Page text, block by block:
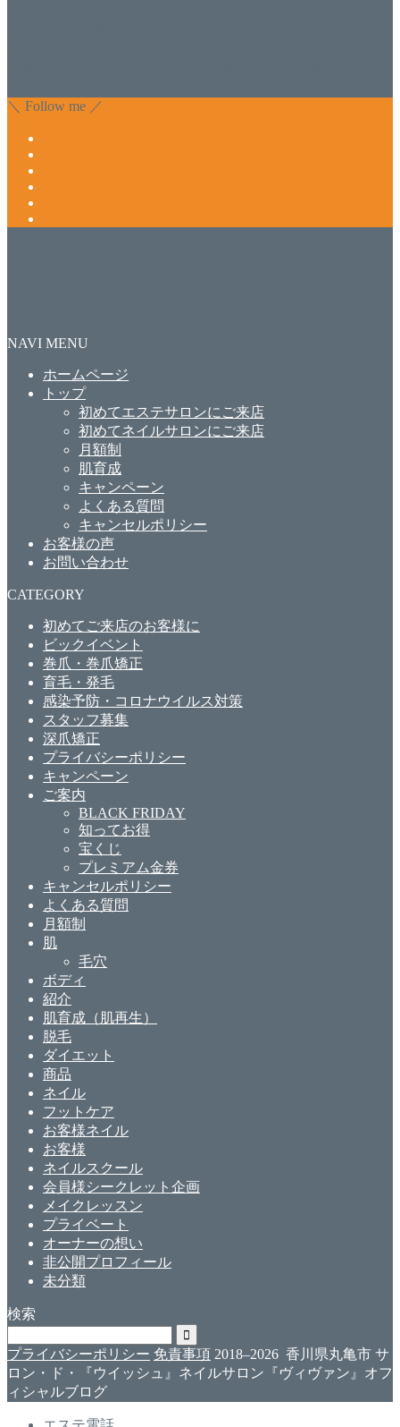
＼ Follow me ／
NAVI MENU
ホームページ
トップ
初めてエステサロンにご来店
初めてネイルサロンにご来店
月額制
肌育成
キャンペーン
よくある質問
キャンセルポリシー
お客様の声
お問い合わせ
CATEGORY
初めてご来店のお客様に
ビックイベント
巻爪・巻爪矯正
育毛・発毛
感染予防・コロナウイルス対策
スタッフ募集
深爪矯正
プライバシーポリシー
キャンペーン
ご案内
BLACK FRIDAY
知ってお得
宝くじ
プレミアム金券
キャンセルポリシー
よくある質問
月額制
肌
毛穴
ボディ
紹介
肌育成（肌再生）
脱毛
ダイエット
商品
ネイル
フットケア
お客様ネイル
お客様
ネイルスクール
会員様シークレット企画
メイクレッスン
プライベート
オーナーの想い
非公開プロフィール
未分類
検索
プライバシーポリシー 免責事項 2018–2026 香川県丸亀市 サ
ロン・ド・『ウイッシュ』ネイルサロン『ヴィヴァン』オフ
ィシャルブログ